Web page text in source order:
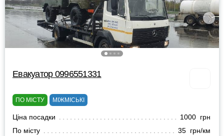
Евакуатор 0996551331
ПО МІСТУ МІЖМІСЬКІ
Ціна посадки
1000 грн
По місту
35 грн/км